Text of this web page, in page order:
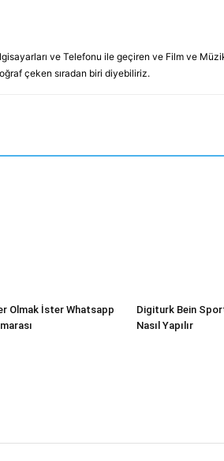
ve Telefonu ile geçiren ve Film ve
çeken sıradan biri diyebiliriz.
Olmak İster Whatsapp
Digiturk Bein
Nasıl Yapılır